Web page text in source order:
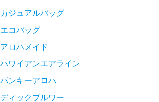
カジュアルバッグ
エコバッグ
アロハメイド
ハワイアンエアライン
パンキーアロハ
ディックブルワー